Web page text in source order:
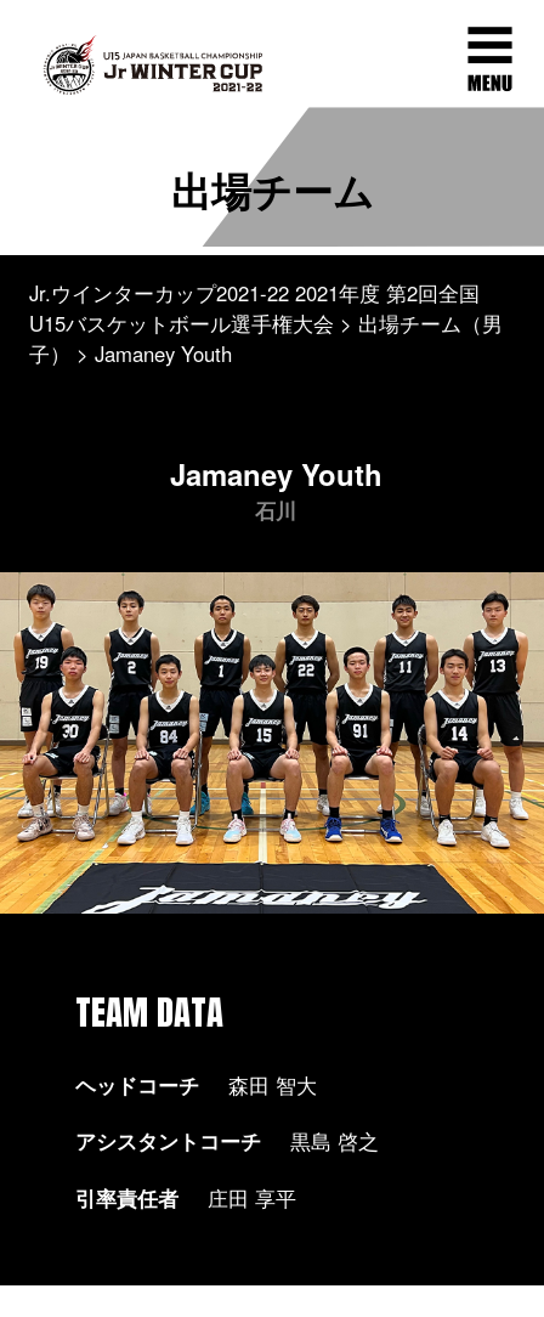
出場チーム
Jr.ウインターカップ2021-22 2021年度 第2回全国
U15バスケットボール選手権大会
出場チーム（男
子）
Jamaney Youth
Jamaney Youth
石川
TEAM DATA
ヘッドコーチ
森田 智大
アシスタントコーチ
黒島 啓之
引率責任者
庄田 享平